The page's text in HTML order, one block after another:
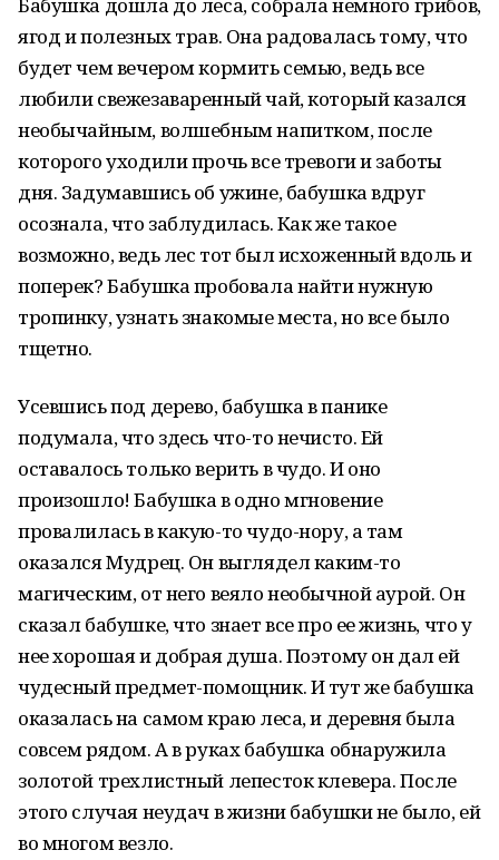
ягод и полезных трав. Она радовалась тому, что
будет чем вечером кормить семью, ведь все
любили свежезаваренный чай, который казался
необычайным, волшебным напитком, после
которого уходили прочь все тревоги и заботы
дня. Задумавшись об ужине, бабушка вдруг
осознала, что заблудилась. Как же такое
возможно, ведь лес тот был исхоженный вдоль и
поперек? Бабушка пробовала найти нужную
тропинку, узнать знакомые места, но все было
тщетно.
Усевшись под дерево, бабушка в панике
подумала, что здесь что-то нечисто. Ей
оставалось только верить в чудо. И оно
произошло! Бабушка в одно мгновение
провалилась в какую-то чудо-нору, а там
оказался Мудрец. Он выглядел каким-то
магическим, от него веяло необычной аурой. Он
сказал бабушке, что знает все про ее жизнь, что у
нее хорошая и добрая душа. Поэтому он дал ей
чудесный предмет-помощник. И тут же бабушка
оказалась на самом краю леса, и деревня была
совсем рядом. А в руках бабушка обнаружила
золотой трехлистный лепесток клевера. После
этого случая неудач в жизни бабушки не было, ей
во многом везло.